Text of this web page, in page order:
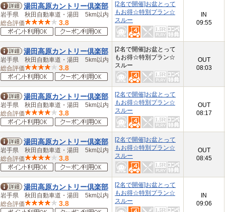
湯田高原カントリー倶楽部
岩手県 秋田自動車道・湯田 5km以内
総合評価
3.8
[2名で開催]お盆とって
もお得☆特別プラン☆
スルー
IN
09:55
湯田高原カントリー倶楽部
岩手県 秋田自動車道・湯田 5km以内
総合評価
3.8
[2名で開催]お盆とって
もお得☆特別プラン☆
スルー
OUT
08:03
湯田高原カントリー倶楽部
岩手県 秋田自動車道・湯田 5km以内
総合評価
3.8
[2名で開催]お盆とって
もお得☆特別プラン☆
スルー
OUT
08:17
湯田高原カントリー倶楽部
岩手県 秋田自動車道・湯田 5km以内
総合評価
3.8
[2名で開催]お盆とって
もお得☆特別プラン☆
スルー
OUT
08:45
湯田高原カントリー倶楽部
岩手県 秋田自動車道・湯田 5km以内
総合評価
3.8
[2名で開催]お盆とって
もお得☆特別プラン☆
スルー
IN
09:06